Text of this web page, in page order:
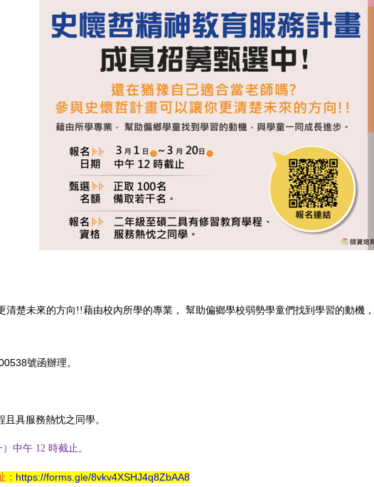
清楚未來的方向!!藉由校內所學的專業， 幫助偏鄉學校弱勢學童們找到學習的動機
號函辦理。
具服務熱忱之同學。
中午 12 時截止。
： https://forms.gle/8vkv4XSHJ4q8ZbAA8